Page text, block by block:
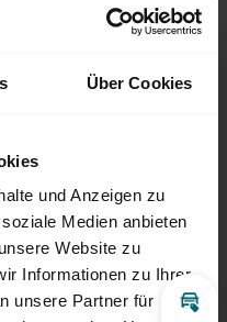
Über Cookies
und Anzeigen zu
Medien anbieten
Website zu
Informationen zu Ihrer
unsere Partner für